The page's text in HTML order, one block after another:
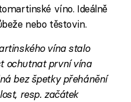
víno. Ideálně
nebo těstovin.
vína stalo
ochutnat první vína
bez špetky přehánění
resp. začátek